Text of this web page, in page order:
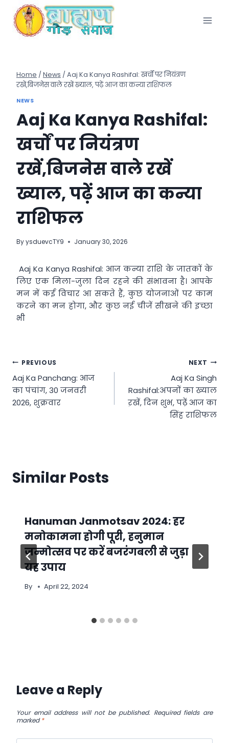
content
Home / News / Aaj Ka Kanya Rashifal: खर्चों पर नियंत्रण
रखें,बिजनेस वाले रखें ख्याल, पढ़ें आज का कन्या राशिफल
NEWS
Aaj Ka Kanya Rashifal:
खर्चों पर नियंत्रण
रखें,बिजनेस वाले रखें
ख्याल, पढ़ें आज का कन्या
राशिफल
ByysduevcTY9 January 30, 2026
Aaj Ka Kanya Rashifal: आज कन्या राशि के जातकों के
लिए एक मिला-जुला दिन रहने की संभावना है। आपके
मन में कई विचार आ सकते हैं, कुछ योजनाओं पर काम
करने का मन होगा, और कुछ नई चीजें सीखने की इच्छा
भी
Post
navigation
PREVIOUS
Aaj Ka Panchang: आज
का पंचांग, 30 जनवरी
2026, शुक्रवार
NEXT
Aaj Ka Singh
Rashifal:अपनोंं का ख्याल
ऱखें, दिन शुभ, पढ़ें आज का
सिंह राशिफल
Similar Posts
Hanuman Janmotsav 2024: हर
मनोकामना होगी पूरी, हनुमान
जन्मोत्सव पर करें बजरंगबली से जुड़ा
यह उपाय
By April 22, 2024
Leave a Reply
Your email address will not be published. Required fields are
marked*